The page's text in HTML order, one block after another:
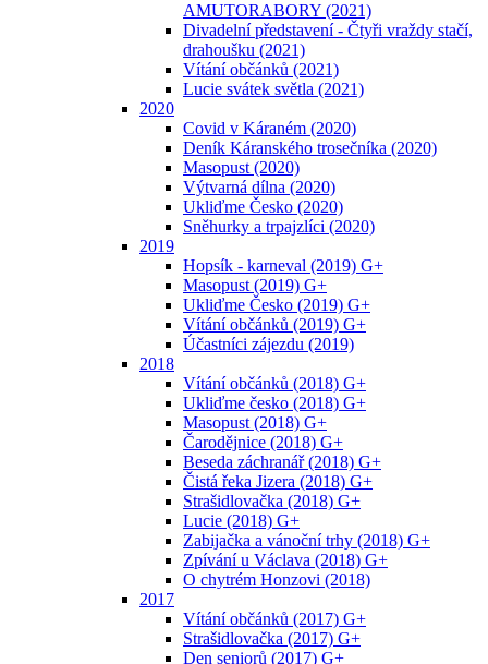
AMUTORABORY (2021)
Divadelní představení - Čtyři vraždy stačí,
drahoušku (2021)
Vítání občánků (2021)
Lucie svátek světla (2021)
2020
Covid v Káraném (2020)
Deník Káranského trosečníka (2020)
Masopust (2020)
Výtvarná dílna (2020)
Ukliďme Česko (2020)
Sněhurky a trpajzlíci (2020)
2019
Hopsík - karneval (2019) G+
Masopust (2019) G+
Ukliďme Česko (2019) G+
Vítání občánků (2019) G+
Účastníci zájezdu (2019)
2018
Vítání občánků (2018) G+
Ukliďme česko (2018) G+
Masopust (2018) G+
Čarodějnice (2018) G+
Beseda záchranář (2018) G+
Čistá řeka Jizera (2018) G+
Strašidlovačka (2018) G+
Lucie (2018) G+
Zabijačka a vánoční trhy (2018) G+
Zpívání u Václava (2018) G+
O chytrém Honzovi (2018)
2017
Vítání občánků (2017) G+
Strašidlovačka (2017) G+
Den seniorů (2017) G+